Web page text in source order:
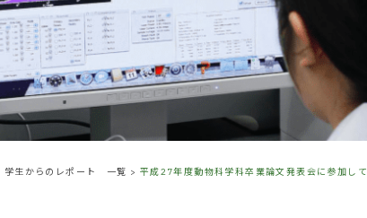
学生からのレポート 一覧 > 平成27年度動物科学科卒業論文発表会に参加して